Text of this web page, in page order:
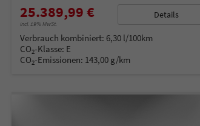
25.389,99 €
incl. 19% MwSt.
Details
Verbrauch kombiniert: 6,30 l/100km
CO2-Klasse: E
CO2-Emissionen: 143,00 g/km